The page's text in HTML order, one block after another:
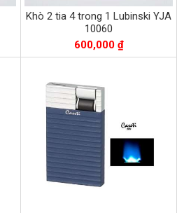
Khò 2 tia 4 trong 1 Lubinski YJA
10060
600,000 ₫